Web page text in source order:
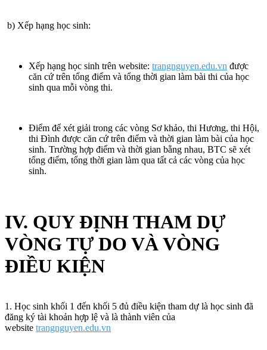
b) Xếp hạng học sinh:
Xếp hạng học sinh trên website: trangnguyen.edu.vn được
căn cứ trên tổng điểm và tổng thời gian làm bài thi của học
sinh qua mỗi vòng thi.
Điểm để xét giải trong các vòng Sơ khảo, thi Hương, thi Hội,
thi Đình được căn cứ trên điểm và thời gian làm bài của học
sinh. Trường hợp điểm và thời gian bằng nhau, BTC sẽ xét
tổng điểm, tổng thời gian làm qua tất cả các vòng của học
sinh.
IV. QUY ĐỊNH THAM DỰ
VÒNG TỰ DO VÀ VÒNG
ĐIỀU KIỆN
1. Học sinh khối 1 đến khối 5 đủ điều kiện tham dự là học sinh đã
đăng ký tài khoản hợp lệ và là thành viên của
website trangnguyen.edu.vn